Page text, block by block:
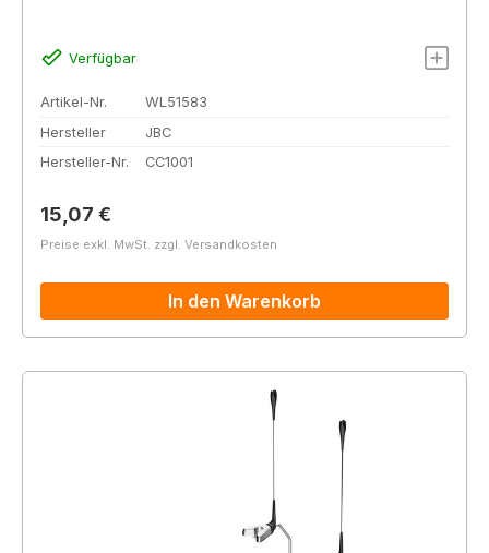
Verfügbar
Artikel-Nr.
WL51583
Hersteller
JBC
Hersteller-Nr.
CC1001
Regulärer Preis:
15,07 €
Preise exkl. MwSt. zzgl. Versandkosten
In den Warenkorb